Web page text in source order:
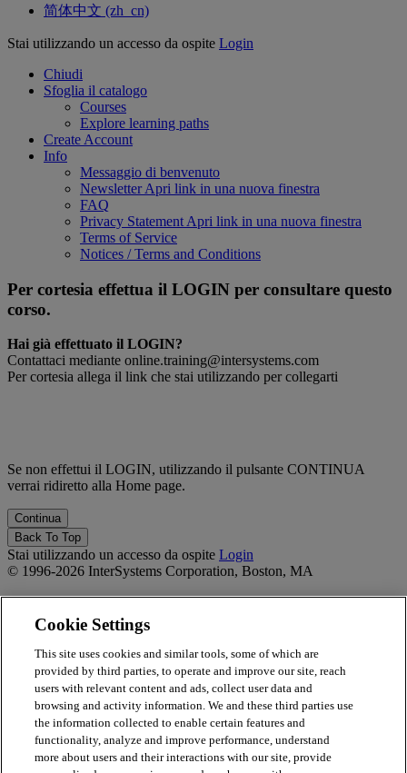
简体中文 ‎(zh_cn)‎
Stai utilizzando un accesso da ospite Login
Chiudi
Sfoglia il catalogo
Courses
Explore learning paths
Create Account
Info
Messaggio di benvenuto
NewsletterApri link in una nuova finestra
FAQ
Privacy Statement Apri link in una nuova finestra
Terms of Service
Notices / Terms and Conditions
Per cortesia effettua il LOGIN per consultare questo
corso.
Hai già effettuato il LOGIN?
Contattaci mediante online.training@intersystems.com
Per cortesia allega il link che stai utilizzando per collegarti
Se non effettui il LOGIN, utilizzando il pulsante CONTINUA
verrai ridiretto alla Home page.
Back To Top
Stai utilizzando un accesso da ospite Login
© 1996-2026 InterSystems Corporation, Boston, MA
Privacy Statement
Terms of Service
Accessibility
Guarantee
Totara
Report Issue
Report Issue/Feedback
Cookie Settings
This site uses cookies and similar tools, some of which are
provided by third parties, to operate and improve our site, reach
users with relevant content and ads, collect user data and
browsing and activity information. We and these third parties use
the information collected to enable certain features and
functionality, analyze and improve performance, understand
more about users and their interactions with our site, provide